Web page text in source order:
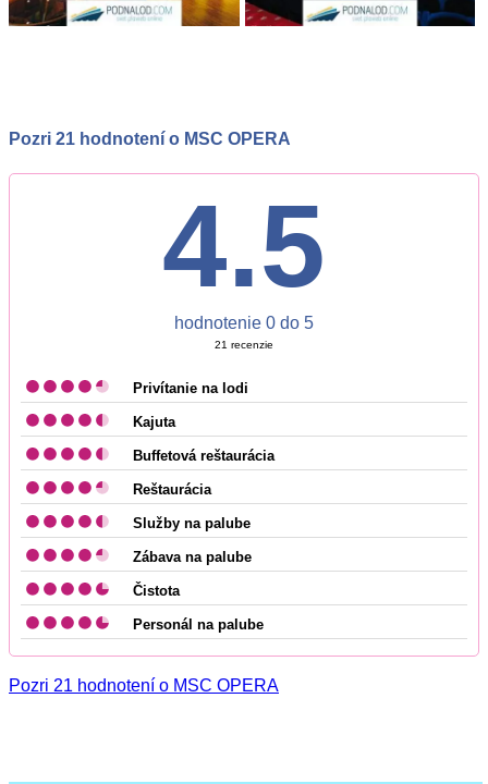
Pozri 21 hodnotení o MSC OPERA
4.5
hodnotenie 0 do 5
21 recenzie
Privítanie na lodi
Kajuta
Buffetová reštaurácia
Reštaurácia
Služby na palube
Zábava na palube
Čistota
Personál na palube
Pozri 21 hodnotení o MSC OPERA